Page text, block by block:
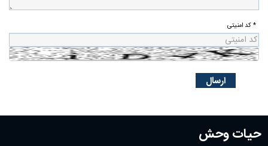
* کد امنیتی
حیات وحش